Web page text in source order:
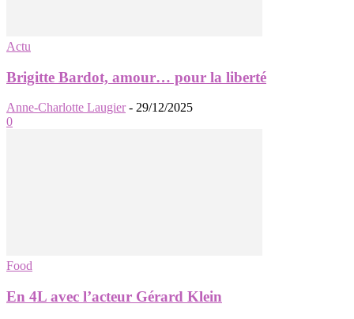
Actu
Brigitte Bardot, amour… pour la liberté
Anne-Charlotte Laugier - 29/12/2025
0
Food
En 4L avec l’acteur Gérard Klein